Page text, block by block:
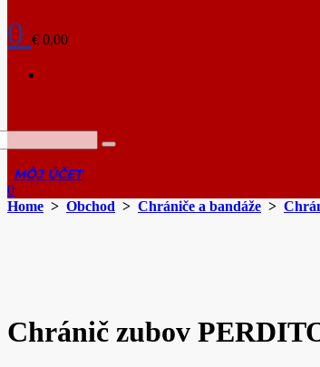
0 € 0,00
0
Home > Obchod > Chrániče a bandáže >
Chránič zubov